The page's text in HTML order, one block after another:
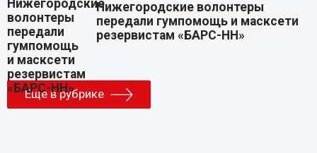
Нижегородские волонтеры
передали гумпомощь и масксети
резервистам «БАРС-НН»
Еще в рубрике